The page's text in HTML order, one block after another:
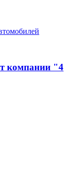
компании "4